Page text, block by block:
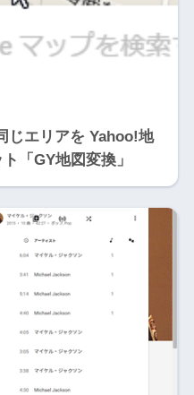
じエリアを Yahoo!地
「GY地図変換」